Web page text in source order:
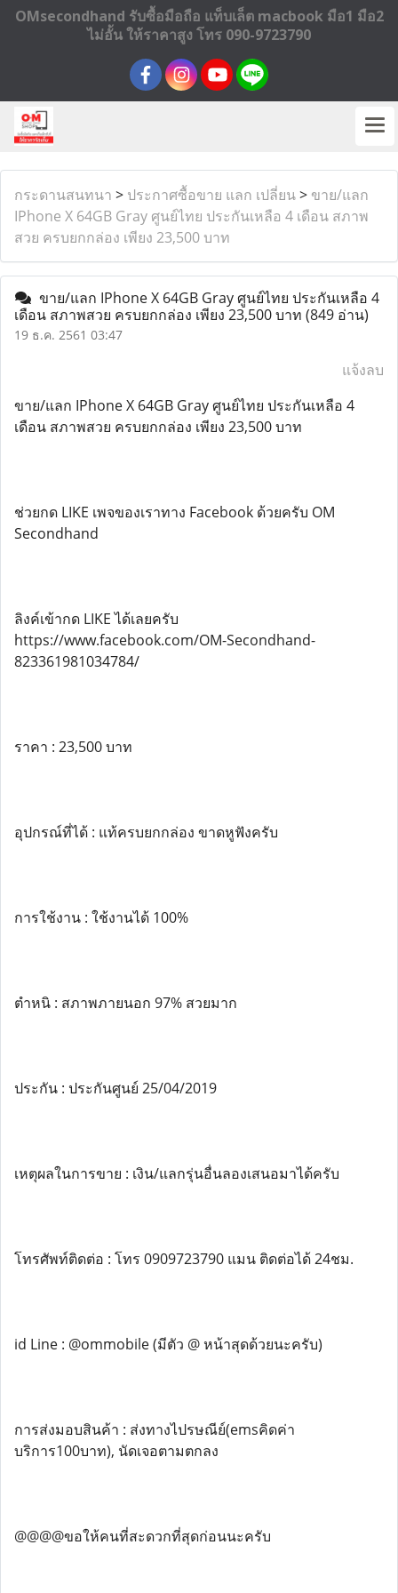
OMsecondhand รับซื้อมือถือ แท็บเล็ต macbook มือ1 มือ2
ไม่อั้น ให้ราคาสูง โทร 090-9723790
กระดานสนทนา > ประกาศซื้อขาย แลก เปลี่ยน> ขาย/แลก
IPhone X 64GB Gray ศูนย์ไทย ประกันเหลือ 4 เดือน สภาพ
สวย ครบยกกล่อง เพียง 23,500 บาท
ขาย/แลก IPhone X 64GB Gray ศูนย์ไทย ประกันเหลือ 4
เดือน สภาพสวย ครบยกกล่อง เพียง 23,500 บาท (849 อ่าน)
19 ธ.ค. 2561 03:47
แจ้งลบ
ขาย/แลก IPhone X 64GB Gray ศูนย์ไทย ประกันเหลือ 4
เดือน สภาพสวย ครบยกกล่อง เพียง 23,500 บาท
ช่วยกด LIKE เพจของเราทาง Facebook ด้วยครับ OM
Secondhand
ลิงค์เข้ากด LIKE ได้เลยครับ
https://www.facebook.com/OM-Secondhand-
823361981034784/
ราคา : 23,500 บาท
อุปกรณ์ที่ได้ : แท้ครบยกกล่อง ขาดหูฟังครับ
การใช้งาน : ใช้งานได้ 100%
ตำหนิ : สภาพภายนอก 97% สวยมาก
ประกัน : ประกันศูนย์ 25/04/2019
เหตุผลในการขาย : เงิน/แลกรุ่นอื่นลองเสนอมาได้ครับ
โทรศัพท์ติดต่อ : โทร 0909723790 แมน ติดต่อได้ 24ชม.
id Line : @ommobile (มีตัว @ หน้าสุดด้วยนะครับ)
การส่งมอบสินค้า : ส่งทางไปรษณีย์(emsคิดค่า
บริการ100บาท), นัดเจอตามตกลง
@@@@ขอให้คนที่สะดวกที่สุดก่อนนะครับ